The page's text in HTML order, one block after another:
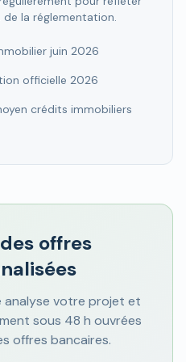
la réglementation.
juin 2026
officielle 2026
crédits immobiliers
offres
analyse votre projet et
sous 48 h ouvrées
offres bancaires.